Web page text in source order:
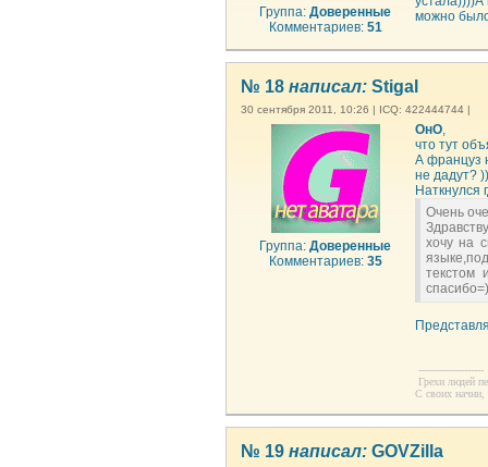
Группа:Доверенные
Комментариев: 51
можно
№ 18 написал: Stigal
30 сентября 2011, 10:26 | ICQ: 422444744 |
Группа:Доверенные
Комментариев: 35
ОнО,
что тут
А француз
не дадут? ))
Наткнулся
Очень
хочу на
текстом
спасибо=)
--------------------
Грехи людей
С своих начни,
№ 19 написал: GOVZilla